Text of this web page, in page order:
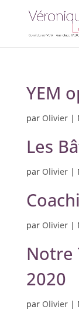
YEM
par Olivier|
Les
par Olivier|
par Olivier|
Notre
2020
par Olivier|